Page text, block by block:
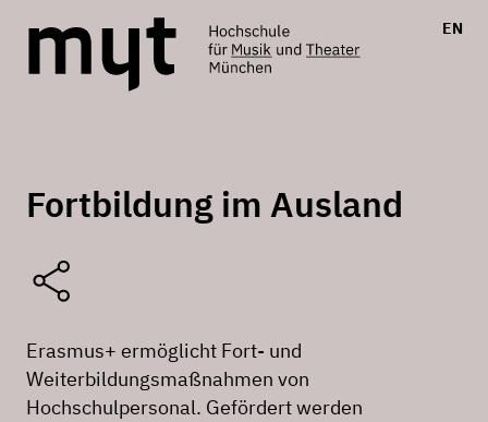
EN
Fortbildung im Ausland
Erasmus+ ermöglicht Fort- und
Weiterbildungsmaßnahmen von
Hochschulpersonal. Gefördert werden